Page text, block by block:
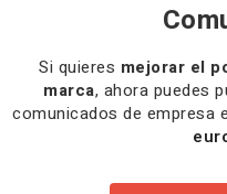
Si quieres mejorar el
marca, ahora puedes
comunicados de empresa